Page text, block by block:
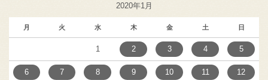
2020年1月
月 火 水 木 金 土 日
1 2 3 4 5
6 7 8 9 10 11 12